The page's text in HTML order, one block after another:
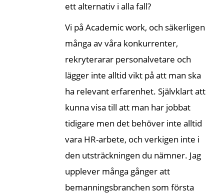
ett alternativ i alla fall?
Vi på Academic work, och säkerligen
många av våra konkurrenter,
rekryterarar personalvetare och
lägger inte alltid vikt på att man ska
ha relevant erfarenhet. Självklart att
kunna visa till att man har jobbat
tidigare men det behöver inte alltid
vara HR-arbete, och verkigen inte i
den utsträckningen du nämner. Jag
upplever många gånger att
bemanningsbranchen som första